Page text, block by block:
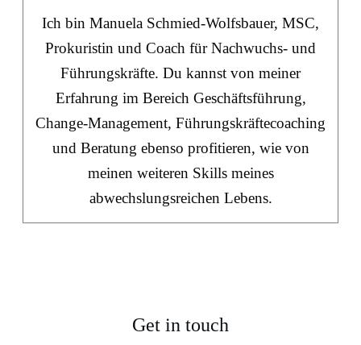
Ich bin Manuela Schmied-Wolfsbauer, MSC,
Prokuristin und Coach für Nachwuchs- und
Führungskräfte. Du kannst von meiner
Erfahrung im Bereich Geschäftsführung,
Change-Management, Führungskräftecoaching
und Beratung ebenso profitieren, wie von
meinen weiteren Skills meines
abwechslungsreichen Lebens.
Get in touch